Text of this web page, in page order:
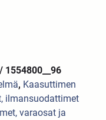
1554800__96
, Kaasuttimen
ilmansuodattimet
varaosat ja